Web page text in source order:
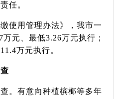
任。
使用管理办法》，我市一
万元、最低3.26万元执行；
万元执行。
。有意向种植槟榔等多年